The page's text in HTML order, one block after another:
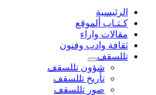
الرئيسية
كـتـاب ألموقع
مقالات واراء
ثقافة وادب وفنون
تللسقف
شؤون تللسقف
تأريخ تللسقف
صور تللسقف